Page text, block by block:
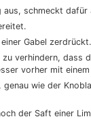
aus, schmeckt
Gabel zerdrückt.
verhindern, dass
vorher mit
wie der
der Saft einer